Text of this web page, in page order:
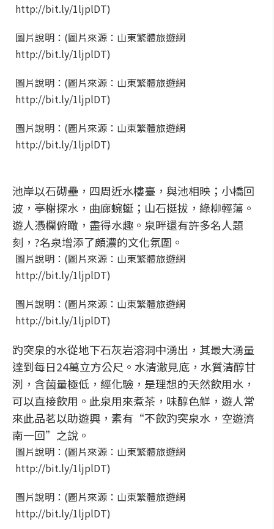
http://bit.ly/1ljplDT)
圖片說明：(圖片來源：山東繁體旅遊網
http://bit.ly/1ljplDT)
圖片說明：(圖片來源：山東繁體旅遊網
http://bit.ly/1ljplDT)
圖片說明：(圖片來源：山東繁體旅遊網
http://bit.ly/1ljplDT)
池岸以石砌壘，四周近水樓臺，與池相映；小橋回
波，亭榭探水，曲廊蜿蜒；山石挺拔，綠柳輕蕩。
遊人憑欄俯瞰，盡得水趣。泉畔還有許多名人題
刻，?名泉增添了頗濃的文化氛圍。
圖片說明：(圖片來源：山東繁體旅遊網
http://bit.ly/1ljplDT)
圖片說明：(圖片來源：山東繁體旅遊網
http://bit.ly/1ljplDT)
趵突泉的水從地下石灰岩溶洞中湧出，其最大湧量
達到每日24萬立方公尺。水清澈見底，水質清醇甘
洌，含菌量極低，經化驗，是理想的天然飲用水，
可以直接飲用。此泉用來煮茶，味醇色鮮，遊人常
來此品茗以助遊興，素有“不飲趵突泉水，空遊濟
南一回”之說。
圖片說明：(圖片來源：山東繁體旅遊網
http://bit.ly/1ljplDT)
圖片說明：(圖片來源：山東繁體旅遊網
http://bit.ly/1ljplDT)